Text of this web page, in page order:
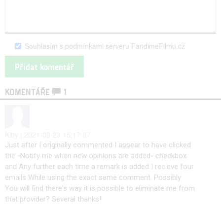
Souhlasím s podmínkami serveru FandimeFilmu.cz
KOMENTÁŘE 1
Just after I originally commented I appear to have clicked
the -Notify me when new opinions are added- checkbox
and Any further each time a remark is added I recieve four
emails While using the exact same comment. Possibly
You will find there's way it is possible to eliminate me from
that provider? Several thanks!